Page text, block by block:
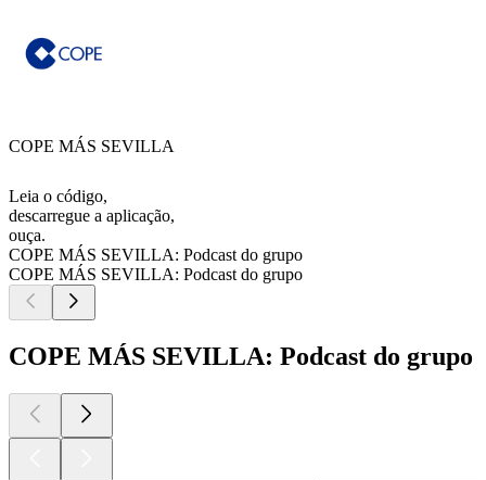
COPE MÁS SEVILLA
Leia o código,
descarregue a aplicação,
ouça.
COPE MÁS SEVILLA: Podcast do grupo
COPE MÁS SEVILLA: Podcast do grupo
COPE MÁS SEVILLA: Podcast do grupo